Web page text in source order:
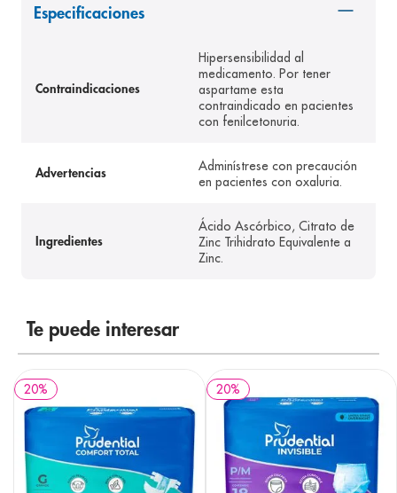
Especificaciones
Contraindicaciones
Hipersensibilidad al
medicamento. Por tener
aspartame esta
contraindicado en pacientes
con fenilcetonuria.
Advertencias
Adminístrese con precaución
en pacientes con oxaluria.
Ingredientes
Ácido Ascórbico, Citrato de
Zinc Trihidrato Equivalente a
Zinc.
Te puede interesar
20% 20%